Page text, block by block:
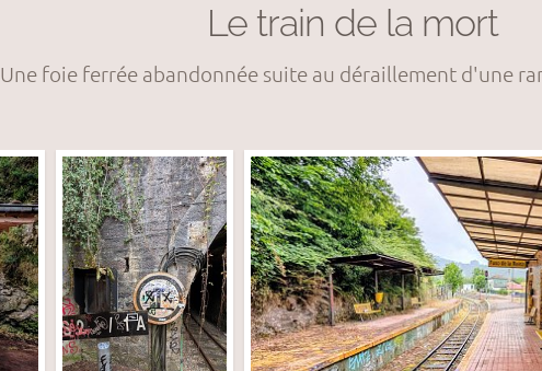
Le train de la mort
Une foie ferrée abandonnée suite au déraillement d'une